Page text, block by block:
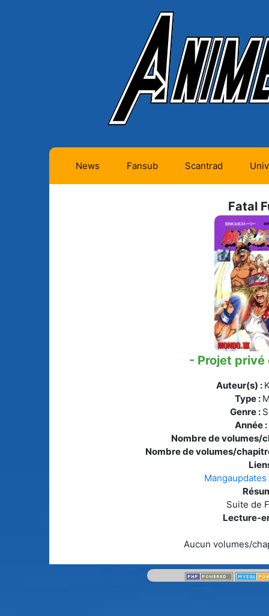
News Fansub
Tous les animes (604)
Scantrad
Mangas en cours
(Privés) (4)
Mangas en cours
(Publics) (11)
Mangas terminés
(Privés) (132)
Mangas terminés
(Publics) (88)
Mangas en pause
Mangas licenciés
Mangas
Tous les mangas
Fatal
- Projet
Auteur(s) :
Type :
Genre :
Année :
Nombre de volumes/
Nombre de volumes/
Mangaupdates
Suite de
Lecture-
Aucun volumes/